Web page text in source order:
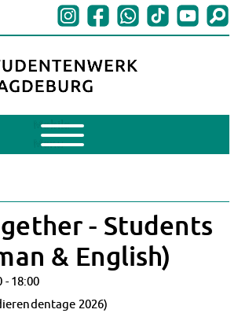
Mobile
Menu
- Students
& English)
-18:00
2026)